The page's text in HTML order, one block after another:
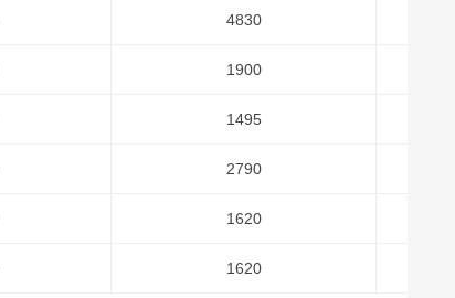
4830
1900
1495
2790
1620
1620